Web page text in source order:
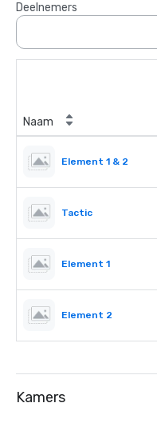
Deelnemers
Naam
Element 1 & 2
Tactic
Element 1
Element 2
Kamers